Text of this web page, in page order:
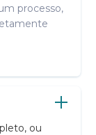
processo,
ou